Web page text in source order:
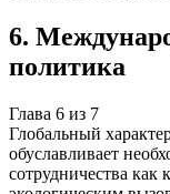
6.
политика
Глава 6 из 7
Глобальный
обуславливает
сотрудничества как